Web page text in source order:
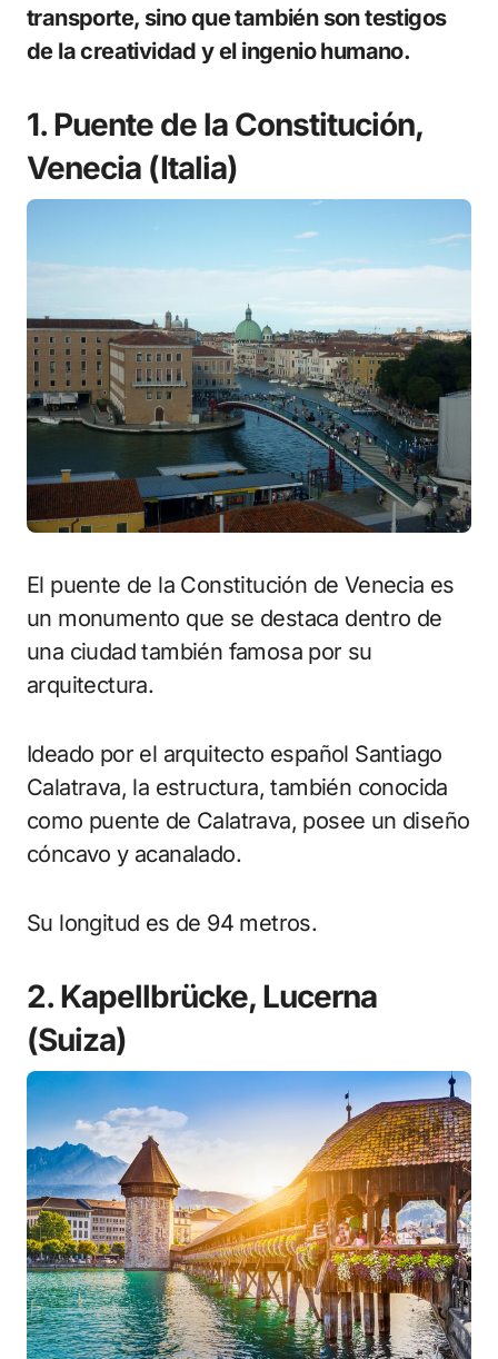
transporte, sino que también son testigos
de la creatividad y el ingenio humano.
1. Puente de la Constitución,
Venecia (Italia)
El puente de la Constitución de Venecia es
un monumento que se destaca dentro de
una ciudad también famosa por su
arquitectura.
Ideado por el arquitecto español Santiago
Calatrava, la estructura, también conocida
como puente de Calatrava, posee un diseño
cóncavo y acanalado.
Su longitud es de 94 metros.
2. Kapellbrücke, Lucerna
(Suiza)